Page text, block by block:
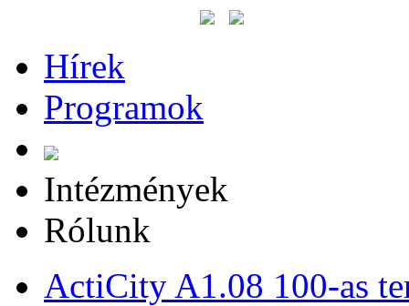
Hírek
Programok
Intézmények
Rólunk
ActiCity A1.08 100-as